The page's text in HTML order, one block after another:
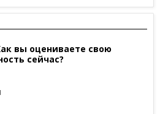
вы оцениваете свою
сейчас?